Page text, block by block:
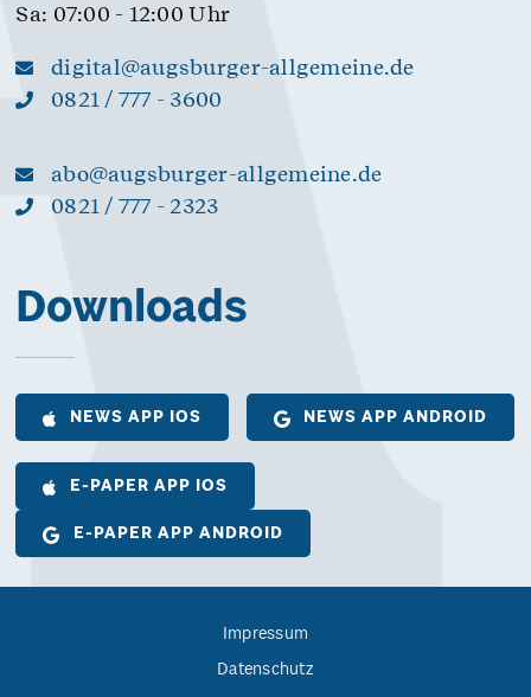
Sa: 07:00 - 12:00 Uhr
digital@augsburger-allgemeine.de
0821 / 777 - 3600
abo@augsburger-allgemeine.de
0821 / 777 - 2323
Downloads
NEWS APP IOS NEWS APP ANDROID
E-PAPER APP IOS
E-PAPER APP ANDROID
Impressum
Datenschutz